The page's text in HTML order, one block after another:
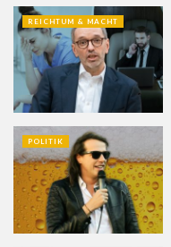
REICHTUM & MACHT
POLITIK